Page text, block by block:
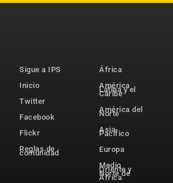
Sigue a IPS
Inicio
Twitter
Facebook
Flickr
Reglas de
comunidad
África
América
Latina y el
Caribe
América del
Norte
Asia-
Pacífico
Europa
Medio
Oriente y
Norte de
África